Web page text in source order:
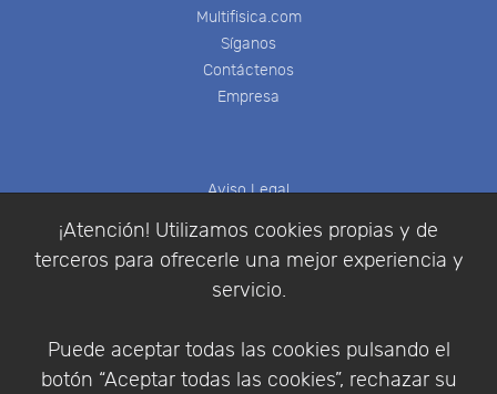
¡Atención! Utilizamos cookies propias y de
terceros para ofrecerle una mejor experiencia y
servicio.
Puede aceptar todas las cookies pulsando el
botón “Aceptar todas las cookies”, rechazar su
Multifisica.com
Síganos
Contáctenos
Empresa
Aviso Legal
Condiciones de compra
Identificarse